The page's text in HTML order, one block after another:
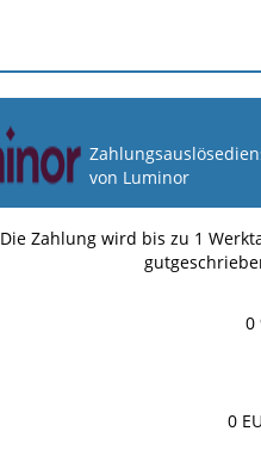
von Luminor
Die Zahlung wird bis zu 1
0
0